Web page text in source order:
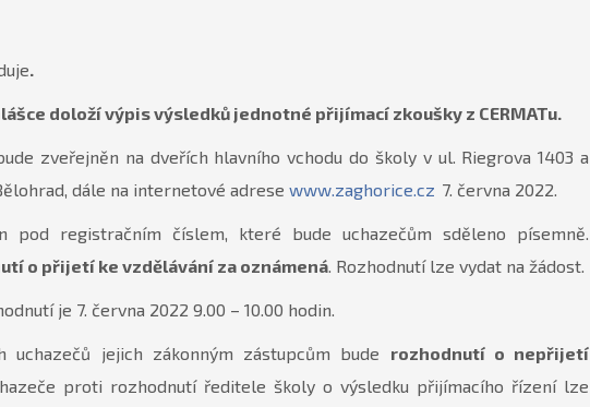
.
doloží výpis výsledků jednotné přijímací zkoušky z CERMATu.
zveřejněn na dveřích hlavního vchodu do školy v ul. Riegrova 1403 a
dále na internetové adrese www.zaghorice.cz 7. června 2022.
pod registračním číslem, které bude uchazečům sděleno písemně.
o přijetí ke vzdělávání za oznámená. Rozhodnutí lze vydat na žádost.
je 7. června 2022 9.00 – 10.00 hodin.
uchazečů jejich zákonným zástupcům bude rozhodnutí o nepřijetí
proti rozhodnutí ředitele školy o výsledku přijímacího řízení lze